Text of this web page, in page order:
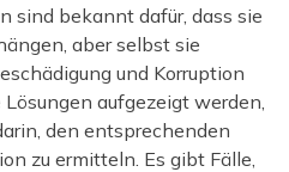
sind bekannt dafür, dass sie
aber selbst sie
und Korruption
aufgezeigt werden,
den entsprechenden
zu ermitteln. Es gibt Fälle,